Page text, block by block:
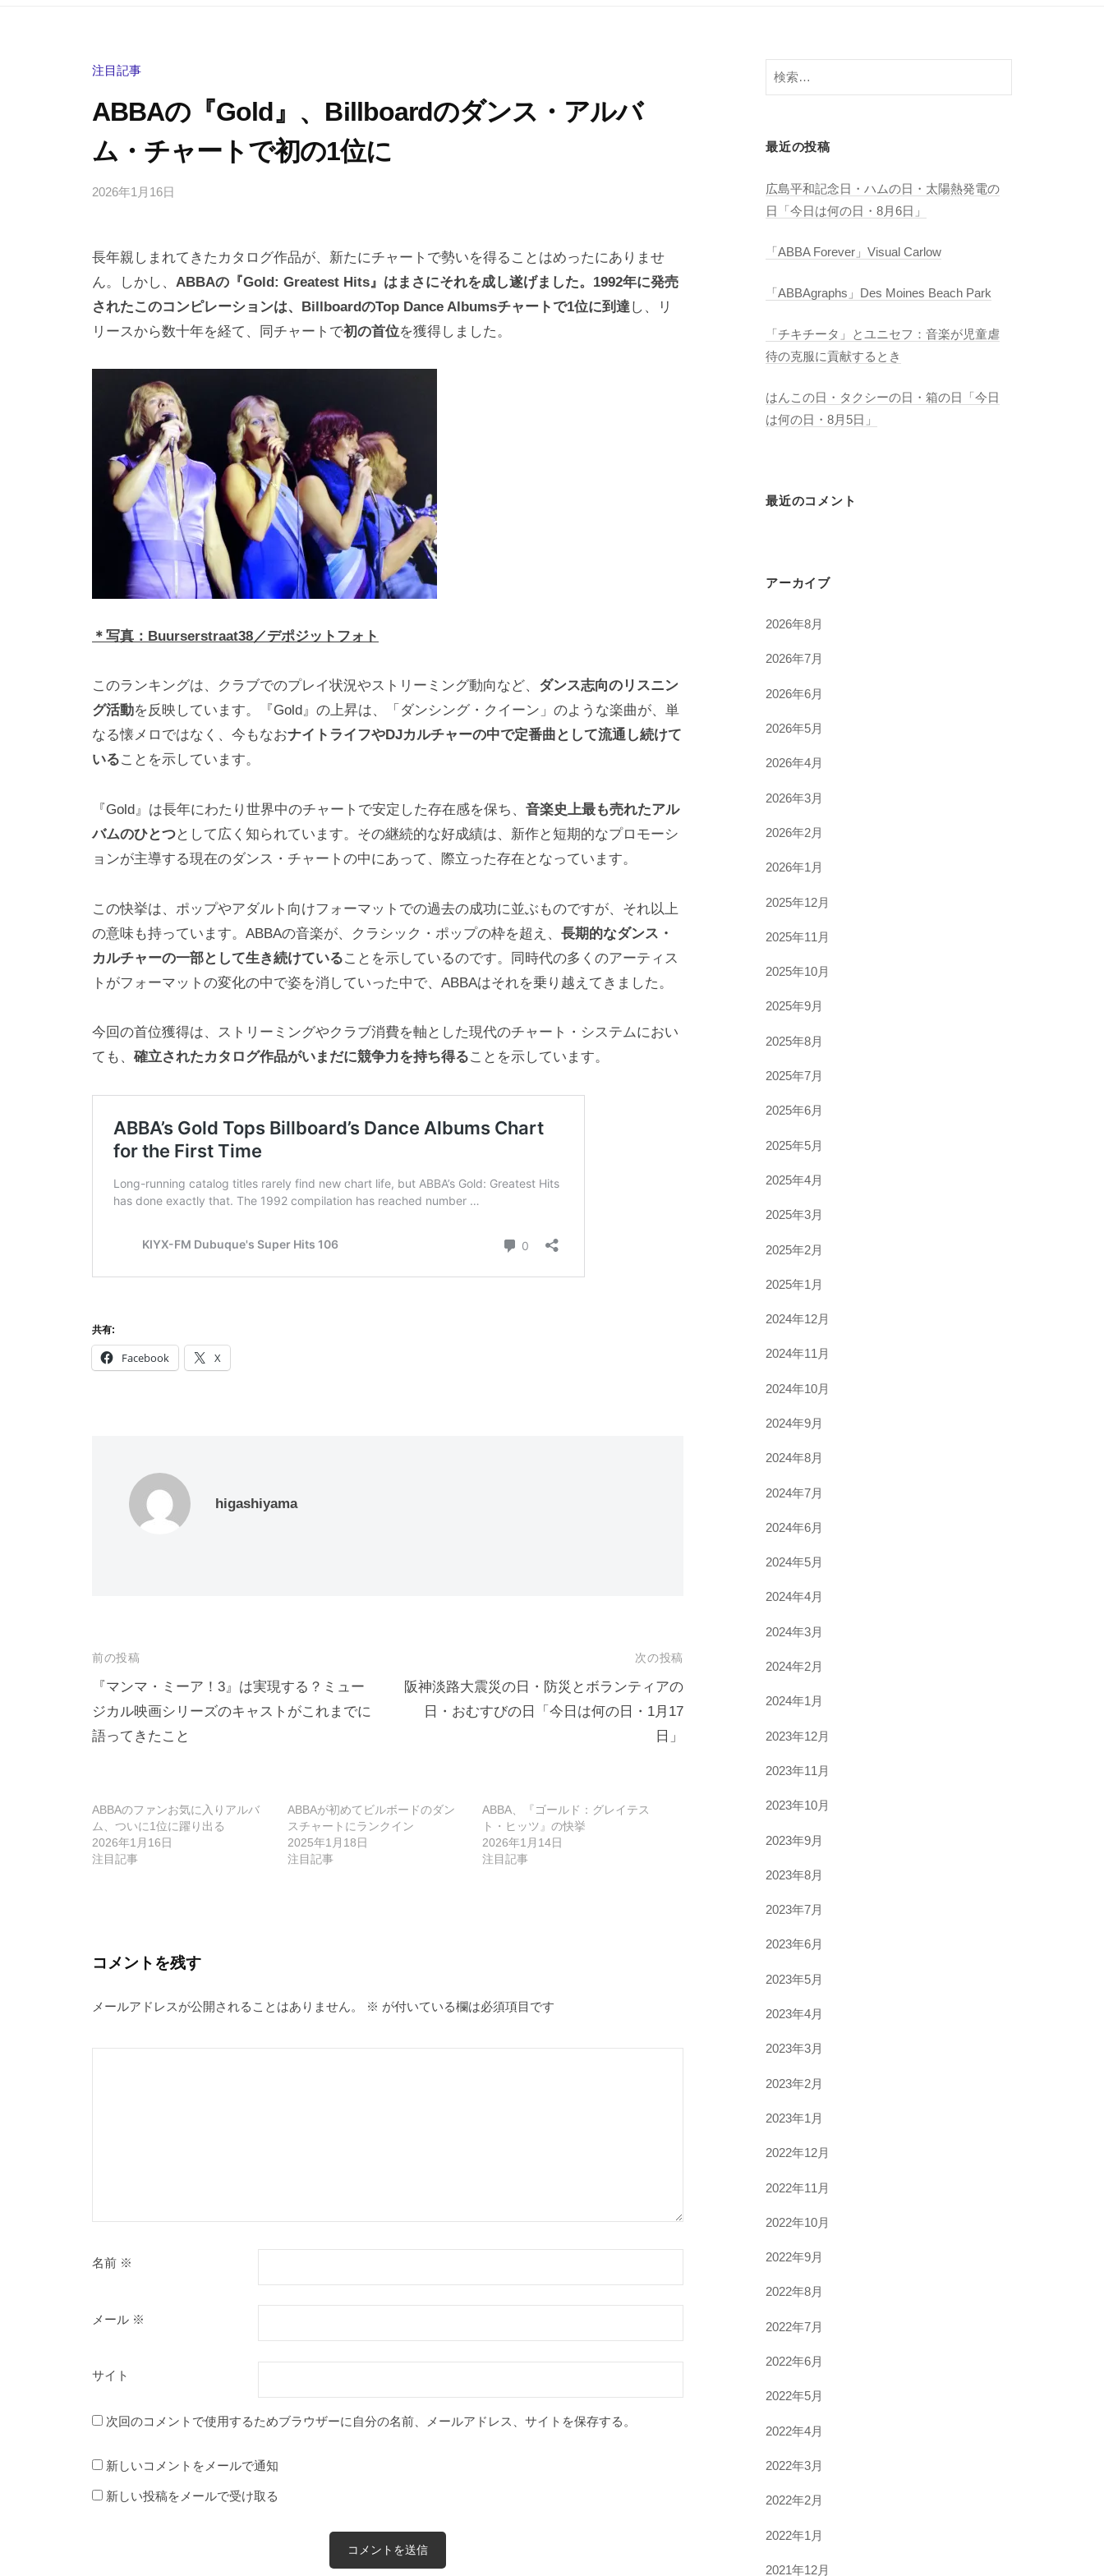
注目記事
ABBAの『Gold』、Billboardのダンス・アルバ
ム・チャートで初の1位に
2026年1月16日
i
g
a
i
y
a
m
a
の
コ
メ
ン
長年親しまれてきたカタログ作品が、新たにチャートで勢いを得ることはめったにありませ
ん。しかし、 ABBAの『Gold: Greatest Hits』はまさにそれを成し遂げました。1992年に発売
されたこのコンピレーションは、BillboardのTop Dance Albumsチャートで1位に到達 し、リ
リースから数十年を経て、同チャートで初の首位を獲得しました。
＊写真：Buurserstraat38／デポジットフォト
このランキングは、クラブでのプレイ状況やストリーミング動向など、 ダンス志向のリスニン
グ活動を反映しています。『Gold』の上昇は、「ダンシング・クイーン」のような楽曲が、単
なる懐メロではなく、今もなおナイトライフやDJカルチャーの中で定番曲として流通し続けて
いることを示しています。
『Gold』は長年にわたり世界中のチャートで安定した存在感を保ち、 音楽史上最も売れたアル
バムのひとつとして広く知られています。その継続的な好成績は、新作と短期的なプロモーシ
ョンが主導する現在のダンス・チャートの中にあって、際立った存在となっています。
この快挙は、ポップやアダルト向けフォーマットでの過去の成功に並ぶものですが、それ以上
の意味も持っています。ABBAの音楽が、クラシック・ポップの枠を超え、 長期的なダンス・
カルチャーの一部として生き続けていることを示しているのです。同時代の多くのアーティス
トがフォーマットの変化の中で姿を消していった中で、ABBAはそれを乗り越えてきました。
今回の首位獲得は、ストリーミングやクラブ消費を軸とした現代のチャート・システムにおい
ても、 確立されたカタログ作品がいまだに競争力を持ち得ることを示しています。
共有:
Facebook X
higashiyama
投
稿
ナ
ビ
シ
ョ
前の投稿
『マンマ・ミーア！3』は実現する？ミュー
ジカル映画シリーズのキャストがこれまでに
語ってきたこと
次の投稿
阪神淡路大震災の日・防災とボランティアの
日・おむすびの日「今日は何の日・1月17
日」
ABBAのファンお気に入りアルバ
ム、ついに1位に躍り出る
2026年1月16日
注目記事
ABBAが初めてビルボードのダン
スチャートにランクイン
2025年1月18日
注目記事
ABBA、『ゴールド：グレイテス
ト・ヒッツ』の快挙
2026年1月14日
注目記事
コメントを残す
メールアドレスが公開されることはありません。 ※ が付いている欄は必須項目です
名前 ※
メール ※
サイト
次回のコメントで使用するためブラウザーに自分の名前、メールアドレス、サイトを保存する。
新しいコメントをメールで通知
新しい投稿をメールで受け取る
検
索:
最近の投稿
広島平和記念日・ハムの日・太陽熱発電の
日「今日は何の日・8月6日」
「ABBA Forever」Visual Carlow
「ABBAgraphs」Des Moines Beach Park
「チキチータ」とユニセフ：音楽が児童虐
待の克服に貢献するとき
はんこの日・タクシーの日・箱の日「今日
は何の日・8月5日」
最近のコメント
アーカイブ
2026年8月
2026年7月
2026年6月
2026年5月
2026年4月
2026年3月
2026年2月
2026年1月
2025年12月
2025年11月
2025年10月
2025年9月
2025年8月
2025年7月
2025年6月
2025年5月
2025年4月
2025年3月
2025年2月
2025年1月
2024年12月
2024年11月
2024年10月
2024年9月
2024年8月
2024年7月
2024年6月
2024年5月
2024年4月
2024年3月
2024年2月
2024年1月
2023年12月
2023年11月
2023年10月
2023年9月
2023年8月
2023年7月
2023年6月
2023年5月
2023年4月
2023年3月
2023年2月
2023年1月
2022年12月
2022年11月
2022年10月
2022年9月
2022年8月
2022年7月
2022年6月
2022年5月
2022年4月
2022年3月
2022年2月
2022年1月
2021年12月